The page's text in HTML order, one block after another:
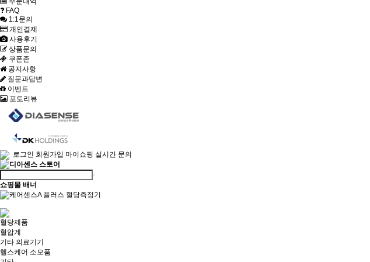
FAQ
1:1문의
개인결제
사용후기
상품문의
쿠폰존
공지사항
질문과답변
이벤트
포토리뷰
로그인 회원가입 마이쇼핑 실시간 문의
쇼핑몰 배너
혈당제품
혈압계
기타 의료기기
헬스케어 소모품